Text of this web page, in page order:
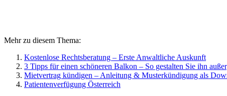
Mehr zu diesem Thema:
Kostenlose Rechtsberatung – Erste Anwaltliche Auskunft
3 Tipps für einen schöneren Balkon – So gestalten Sie ihn
Mietvertrag kündigen – Anleitung & Musterkündigung als
Patientenverfügung Österreich